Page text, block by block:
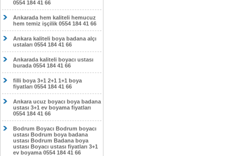
0554 184 41 66
Ankarada hem kaliteli hemucuz
hem temiz işçilik 0554 184 41 66
Ankara kaliteli boya badana alçı
ustaları 0554 184 41 66
Ankarada kaliteli boyacı ustası
burada 0554 184 41 66
filli boya 3+1 2+1 1+1 boya
fiyatları 0554 184 41 66
Ankara ucuz boyacı boya badana
ustası 3+1 ev boyama fiyatları
0554 184 41 66
Bodrum Boyacı Bodrum boyacı
ustası Bodrum boya badana
ustası Bodrum Badana boya
ustası Boyacı ustası fiyatları 3+1
ev boyama 0554 184 41 66